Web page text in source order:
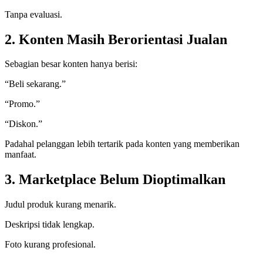
Tanpa evaluasi.
2. Konten Masih Berorientasi Jualan
Sebagian besar konten hanya berisi:
“Beli sekarang.”
“Promo.”
“Diskon.”
Padahal pelanggan lebih tertarik pada konten yang memberikan
manfaat.
3. Marketplace Belum Dioptimalkan
Judul produk kurang menarik.
Deskripsi tidak lengkap.
Foto kurang profesional.